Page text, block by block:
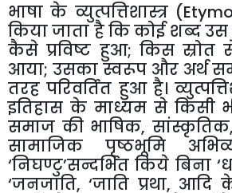
भाषा के व्युत्पत्तिशास्त्र(
कियाजाता हैकिकोई शब्दउस
कैसे प्रविष्ट हुआ; किस स्रोत
आया; उसका स्वरूप और अर्थ
तरह परिवर्तित हुआ है।
इतिहास के माध्यम से किसी
समाज की भाषिक, सांस्कृतिक
सामाजिक
पृष्ठभूमि
‘निघण्टु’सन्दर्भित किये बिना‘
‘जनजाति, ‘जाति प्रथा, आदि